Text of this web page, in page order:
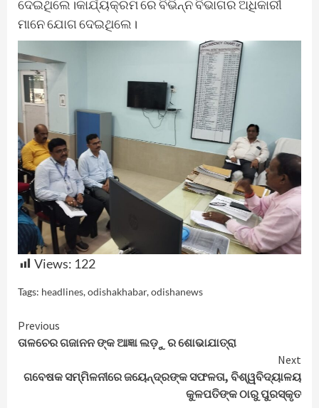
ଦେଇଥିଲେ।କାର୍ଯ୍ୟକ୍ରମ ରେ ବିଭିନ୍ନ ବିଭାଗର ଅଧିକାରୀ
ମାନେ ଯୋଗ ଦେଇଥିଲେ।
Views: 122
Tags: headlines,odishakhabar,odishanews
Continue
Reading
Previous
ତାଳଚେର ଗଜାନନ ଙ୍କ ଆଜ୍ଞା ଲଡ଼ୁ ର ଶୋଭାଯାତ୍ରା
Next
ଗବେଷକ ସମ୍ମିଳନୀରେ ଜୟେନ୍ଦ୍ରଙ୍କ ସଫଳତା, ବିଶ୍ୱବିଦ୍ୟାଳୟ
କୁଳପତିଙ୍କ ଠାରୁ ପୁରସ୍କୃତ